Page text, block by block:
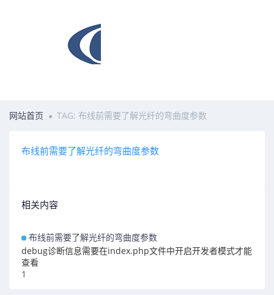
网站首页 TAG: 布线前需要了解光纤的弯曲度参数
布线前需要了解光纤的弯曲度参数
相关内容
布线前需要了解光纤的弯曲度参数
debug诊断信息需要在index.php文件中开启开发者模式才能
查看
1